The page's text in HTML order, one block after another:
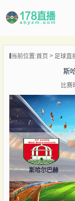
当前位置:首页 足球直
斯
比赛
斯哈尔巴赫